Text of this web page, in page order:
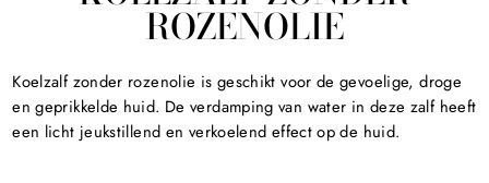
ROZENOLIE
Koelzalf zonder rozenolie is geschikt voor de gevoelige, droge
en geprikkelde huid. De verdamping van water in deze zalf heeft
een licht jeukstillend en verkoelend effect op de huid.